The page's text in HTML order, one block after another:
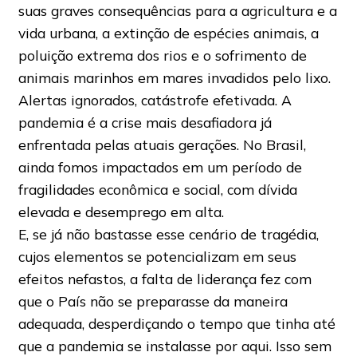
suas graves consequências para a agricultura e a
vida urbana, a extinção de espécies animais, a
poluição extrema dos rios e o sofrimento de
animais marinhos em mares invadidos pelo lixo.
Alertas ignorados, catástrofe efetivada. A
pandemia é a crise mais desafiadora já
enfrentada pelas atuais gerações. No Brasil,
ainda fomos impactados em um período de
fragilidades econômica e social, com dívida
elevada e desemprego em alta.
E, se já não bastasse esse cenário de tragédia,
cujos elementos se potencializam em seus
efeitos nefastos, a falta de liderança fez com
que o País não se preparasse da maneira
adequada, desperdiçando o tempo que tinha até
que a pandemia se instalasse por aqui. Isso sem